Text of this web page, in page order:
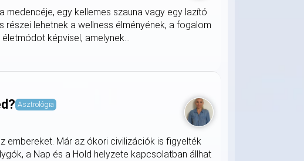
medencéje, egy kellemes szauna vagy egy lazító
lehetnek a wellness élményének, a fogalom
képvisel, amelynek...
Asztrológia
Már az ókori civilizációk is figyelték
a Nap és a Hold helyzete kapcsolatban állhat